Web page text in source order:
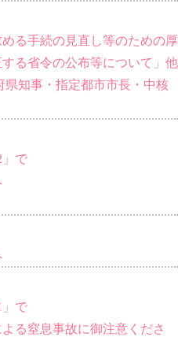
る手続の見直し等のための厚
る省令の公布等について」他
県知事・指定都市市長・中核
」で
」で
る窒息事故に御注意くださ